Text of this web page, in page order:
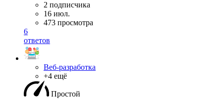
2 подписчика
16 июл.
473 просмотра
6
ответов
Веб-разработка
+4 ещё
Простой